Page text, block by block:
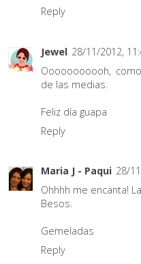
Reply
Jewel 28/11/2012,
Ooooooooooh,
de las medias.
Feliz día guapa
Reply
Maria J - Paqui 28/
Ohhhh me encanta!
Besos.
Gemeladas
Reply